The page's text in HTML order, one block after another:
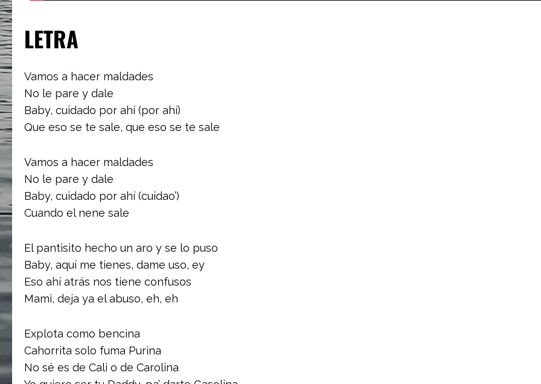
LETRA
Vamos a hacer maldades
No le pare y dale
Baby, cuidado por ahí (por ahí)
Que eso se te sale, que eso se te sale
Vamos a hacer maldades
No le pare y dale
Baby, cuidado por ahí (cuidao’)
Cuando el nene sale
El pantisito hecho un aro y se lo puso
Baby, aquí me tienes, dame uso, ey
Eso ahí atrás nos tiene confusos
Mami, deja ya el abuso, eh, eh
Explota como bencina
Cahorrita solo fuma Purina
No sé es de Cali o de Carolina